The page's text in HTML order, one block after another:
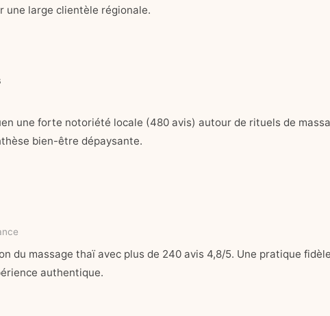
une large clientèle régionale.
une forte notoriété locale (480 avis) autour de rituels de
bien-être dépaysante.
du massage thaï avec plus de 240 avis 4,8/5. Une pratique
authentique.